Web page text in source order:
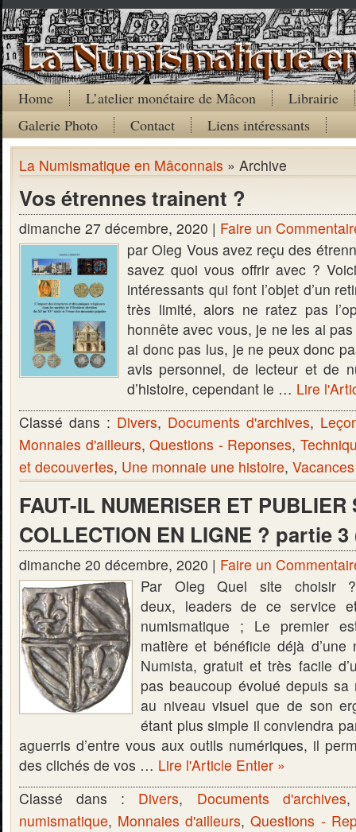
Home L’atelier monétaire de Mâcon
Librairie
Galerie Photo
Contact Liens intéressants
La Numismatique en Mâconnais » Archive
Vos étrennes trainent ?
dimanche 27 décembre, 2020 | Faire un
par Oleg Vous avez reçu des
savez quoi vous offrir avec ?
intéressants qui font l’objet d’un
très limité, alors ne ratez pas
honnête avec vous, je ne les ai
ai donc pas lus, je ne peux donc
avis personnel, de lecteur et de
d’histoire, cependant le … Lire
Classé dans : Divers, Documents d'archives,
Monnaies d'ailleurs, Questions - Reponses,
et decouvertes, Une monnaie une histoire,
FAUT-IL NUMERISER ET PUBLIER
COLLECTION EN LIGNE ? partie
dimanche 20 décembre, 2020 | Faire un
Par Oleg Quel site choisir
deux, leaders de ce service
numismatique ; Le premier
matière et bénéficie déjà d’une
Numista, gratuit et très facile
pas beaucoup évolué depuis
au niveau visuel que de son
étant plus simple il conviendra
aguerris d’entre vous aux outils numériques, il
des clichés de vos … Lire l'Article Entier »
Classé dans : Divers, Documents d'archives
numismatique, Monnaies d'ailleurs,Questions -